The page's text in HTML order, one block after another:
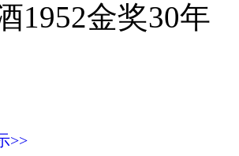
1952金奖30年
>>